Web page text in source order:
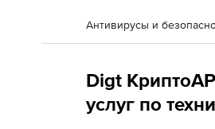
Антивирусы и
Digt
услуг по